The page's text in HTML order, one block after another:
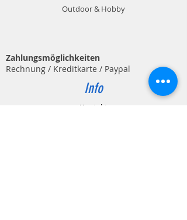
Outdoor & Hobby
Zahlungsmöglichkeiten
Rechnung / Kreditkarte / Paypal
Info
Kontakt